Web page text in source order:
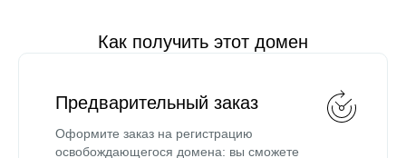
Как получить этот домен
Предварительный заказ
Оформите заказ на регистрацию
освобождающегося домена: вы сможете